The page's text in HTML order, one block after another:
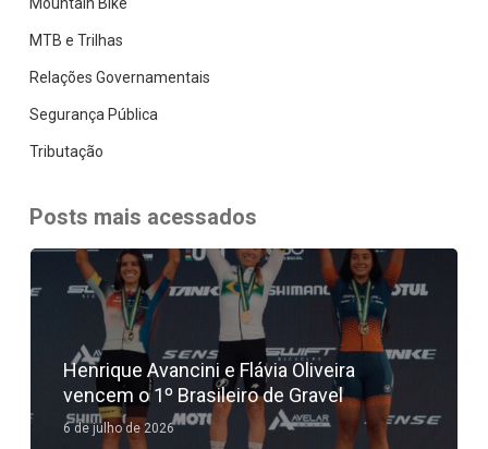
MTB e Trilhas
Relações Governamentais
Segurança Pública
Tributação
Posts mais acessados
Henrique Avancini e Flávia Oliveira
vencem o 1º Brasileiro de Gravel
6 de julho de 2026